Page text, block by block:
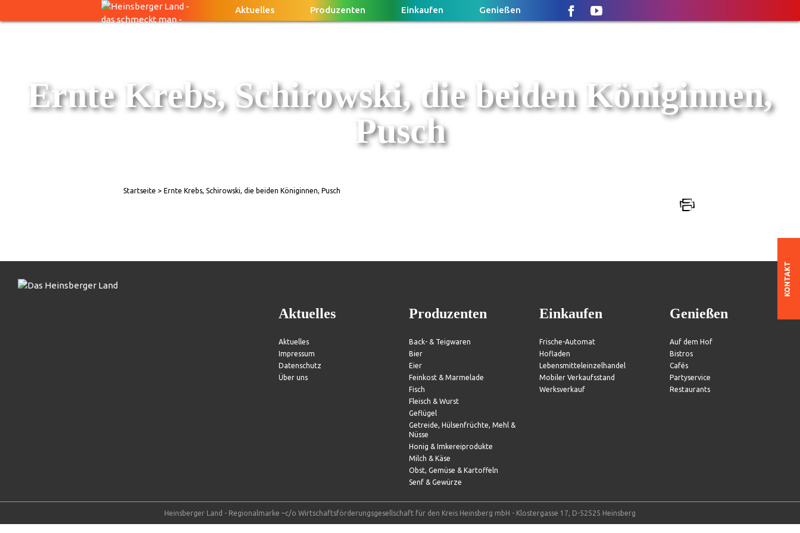
Aktuelles Produzenten Einkaufen Genießen
KONTAKT
Ernte Krebs, Schirowski, die beiden Königinnen,
Pusch
Startseite > Ernte Krebs, Schirowski, die beiden Königinnen, Pusch
Aktuelles
Aktuelles
Impressum
Datenschutz
Über uns
Produzenten
Back- & Teigwaren
Bier
Eier
Feinkost & Marmelade
Fisch
Fleisch & Wurst
Geflügel
Getreide, Hülsenfrüchte, Mehl &
Nüsse
Honig & Imkereiprodukte
Milch & Käse
Obst, Gemüse & Kartoffeln
Senf & Gewürze
Einkaufen
Frische-Automat
Hofladen
Lebensmitteleinzelhandel
Mobiler Verkaufsstand
Werksverkauf
Genießen
Auf dem Hof
Bistros
Cafés
Partyservice
Restaurants
Heinsberger Land - Regionalmarke –c/o Wirtschaftsförderungsgesellschaft für den Kreis Heinsberg mbH - Klostergasse 17, D-52525 Heinsberg